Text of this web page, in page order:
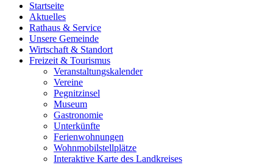
Startseite
Aktuelles
Rathaus & Service
Unsere Gemeinde
Wirtschaft & Standort
Freizeit & Tourismus
Veranstaltungskalender
Vereine
Pegnitzinsel
Museum
Gastronomie
Unterkünfte
Ferienwohnungen
Wohnmobilstellplätze
Interaktive Karte des Landkreises